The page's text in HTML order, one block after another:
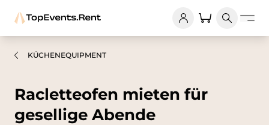
KÜCHENEQUIPMENT
Racletteofen mieten für
gesellige Abende